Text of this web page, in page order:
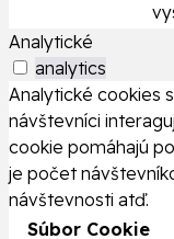
Analytické
analytics
Analytické cookies
návštevníci
cookie pomáhajú
je počet
návštevnosti atď.
Súbor Cookie